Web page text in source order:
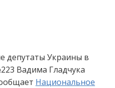
депутаты Украины в
Вадима Гладчука
Национальное